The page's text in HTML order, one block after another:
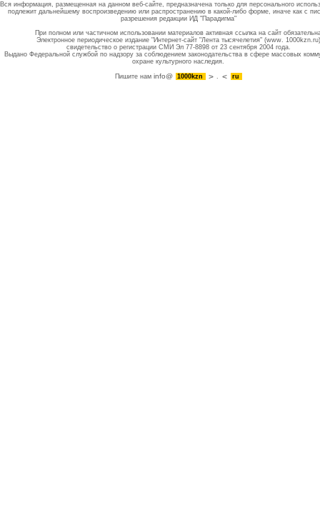
Вся информация, размещенная на данном веб-сайте, предназначена только для персонального
подлежит дальнейшему воспроизведению или распространению в какой-либо форме, иначе как с
разрешения редакции ИД "Парадигма"
При полном или частичном использовании материалов активная ссылка на сайт
Электронное периодическое издание "Интернет-сайт "Лента тысячелетия" (www. 1000kzn.ru)
свидетельство о регистрации СМИ Эл 77-8898 от 23 сентября 2004 года.
Выдано Федеральной службой по надзору за соблюдением законодательства в сфере массовых
охране культурного наследия.
Пишите намinfo@ 1000kzn . ru